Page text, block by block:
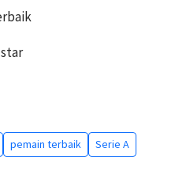
star
pemain terbaik Serie A